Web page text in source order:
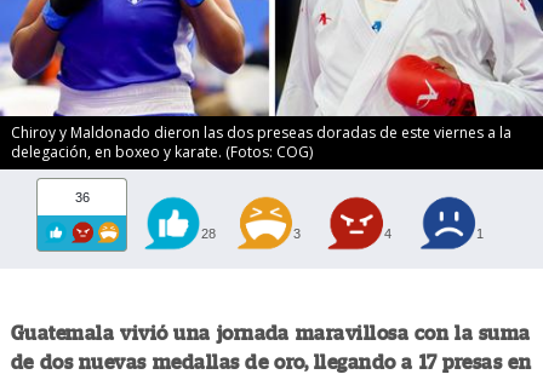
Chiroy y Maldonado dieron las dos preseas doradas de este viernes a la
delegación, en boxeo y karate. (Fotos: COG)
36
28 3 4 1
Guatemala vivió una jornada maravillosa con la suma
de dos nuevas medallas de oro, llegando a 17 presas en